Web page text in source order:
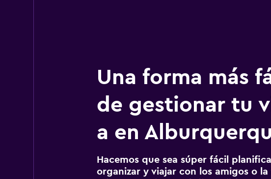
Una forma más
de gestionar tu
a en
Hacemos que sea súper fácil
organizar y viajar con los amigos o la